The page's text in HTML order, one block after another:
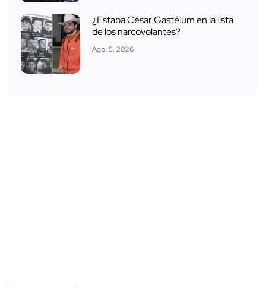
¿Estaba César Gastélum en la lista
de los narcovolantes?
Ago. 5, 2026